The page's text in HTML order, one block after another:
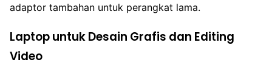
adaptor tambahan untuk perangkat lama.
Laptop untuk Desain Grafis dan Editing
Video